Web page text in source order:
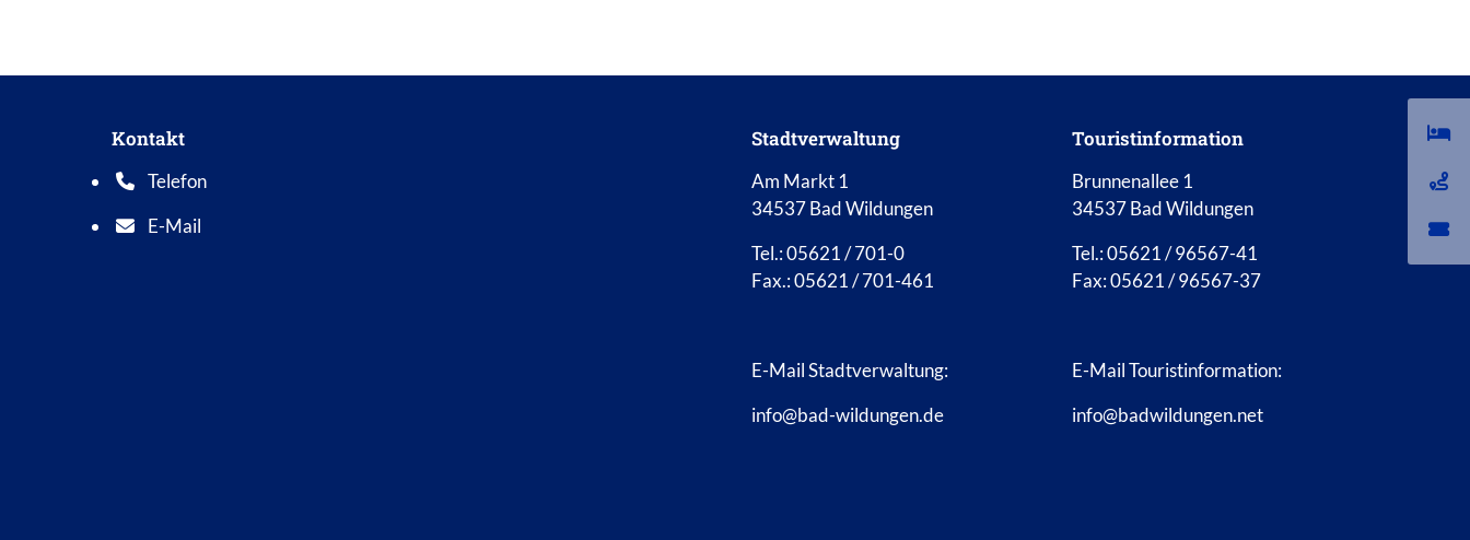
Kontakt
Telefon
Telefonnummer: 0 5 6 2 1 7 0 1 0
E-Mail
E-Mail Adresse: info@bad-wildungen.de
Stadtverwaltung
Am Markt 1
34537 Bad Wildungen
Tel.: 05621 / 701-0
Fax.: 05621 / 701-461
E-Mail Stadtverwaltung:
info@bad-wildungen.de
Touristinformation
Brunnenallee 1
34537 Bad Wildungen
Tel.: 05621 / 96567-41
Fax: 05621 / 96567-37
E-Mail Touristinformation:
info@badwildungen.net